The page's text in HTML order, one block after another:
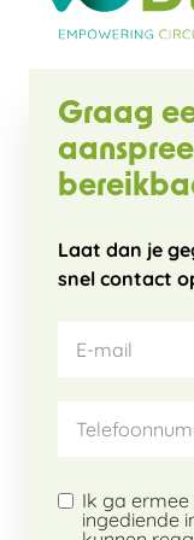
Graag
Laat dan je
snel contact
Ik ga
ingediende